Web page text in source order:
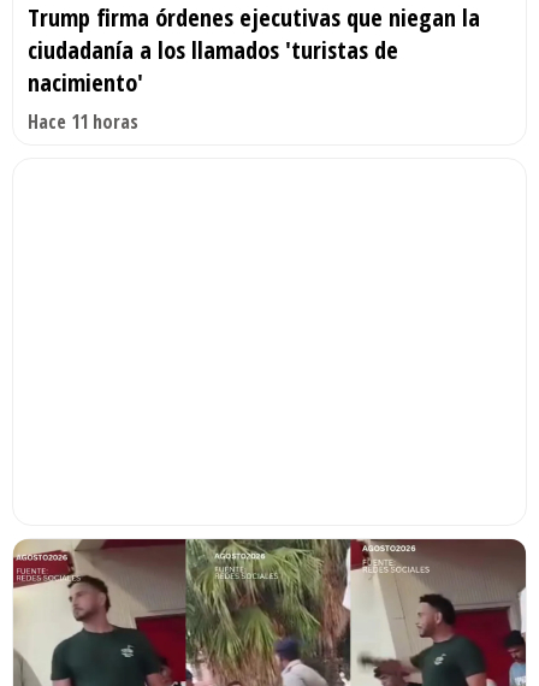
Trump firma órdenes ejecutivas que niegan la
ciudadanía a los llamados 'turistas de
nacimiento'
Hace 11 horas